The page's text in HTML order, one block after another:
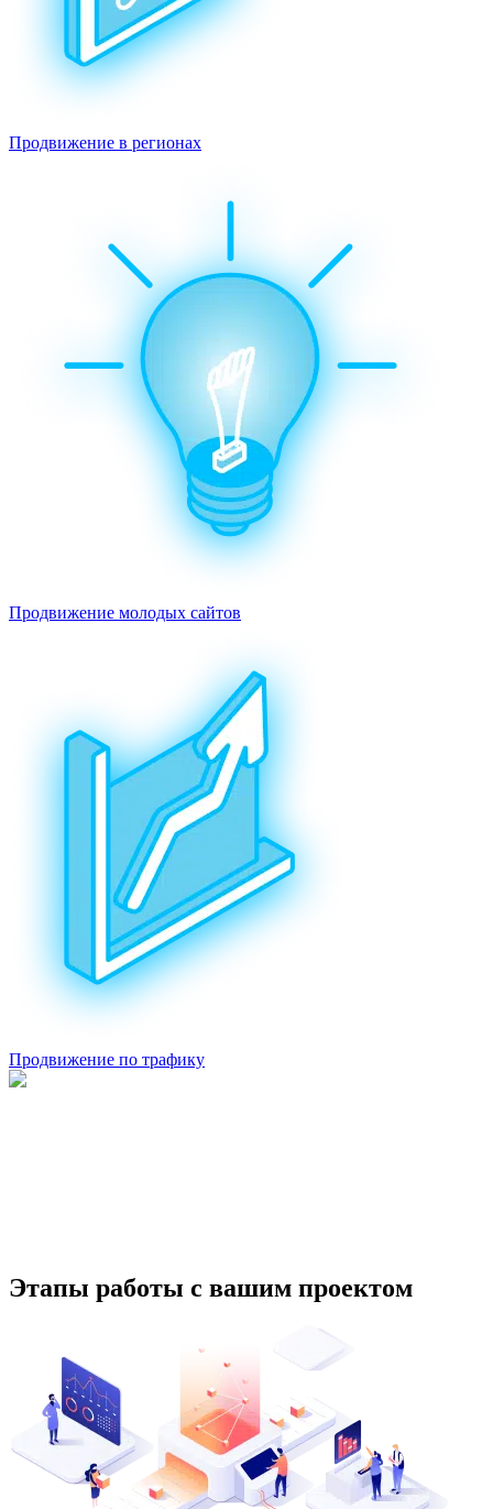
Продвижение в регионах
Продвижение молодых сайтов
Продвижение по трафику
Этапы работы с вашим проектом